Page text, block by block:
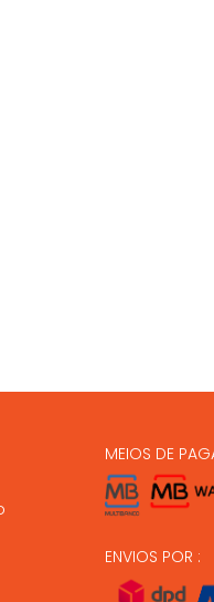
MEIOS DE
ENVIOS POR :